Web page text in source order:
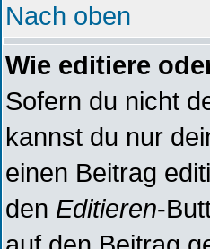
Nach oben
Wie editiere
Sofern du nicht
kannst du nur
einen Beitrag
den Editieren-